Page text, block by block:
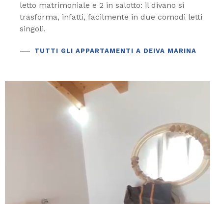
letto matrimoniale e 2 in salotto: il divano si
trasforma, infatti, facilmente in due comodi letti
singoli.
TUTTI GLI APPARTAMENTI A DEIVA MARINA